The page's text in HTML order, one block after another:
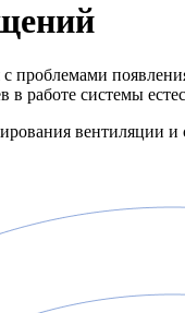
проблемами
работе системы
вентиляции